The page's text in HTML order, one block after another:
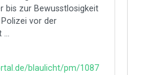
bis zur Bewusstlosigkeit
vor der
...
blaulicht/pm/1087